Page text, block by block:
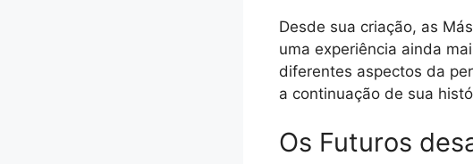
Desde sua criação, as
uma experiência ainda
diferentes aspectos da
a continuação de sua
Os Futuros